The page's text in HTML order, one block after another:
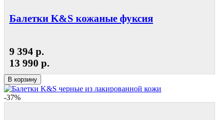
Балетки K&S кожаные фуксия
9 394 р.
13 990 р.
В корзину
-37%